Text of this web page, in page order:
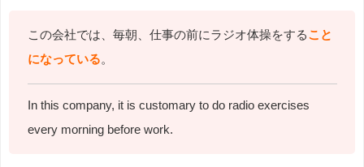
この会社では、毎朝、仕事の前にラジオ体操をすること
になっている。
In this company, it is customary to do radio exercises
every morning before work.